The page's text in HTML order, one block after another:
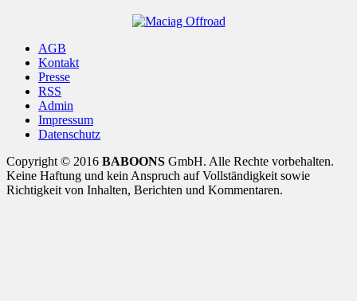
AGB
Kontakt
Presse
RSS
Admin
Impressum
Datenschutz
Copyright © 2016 BABOONS GmbH. Alle Rechte vorbehalten.
Keine Haftung und kein Anspruch auf Vollständigkeit sowie
Richtigkeit von Inhalten, Berichten und Kommentaren.